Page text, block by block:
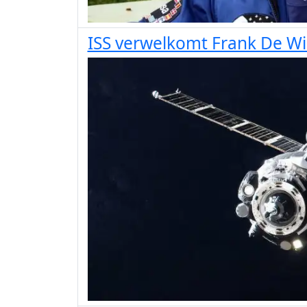
ISS verwelkomt Frank De